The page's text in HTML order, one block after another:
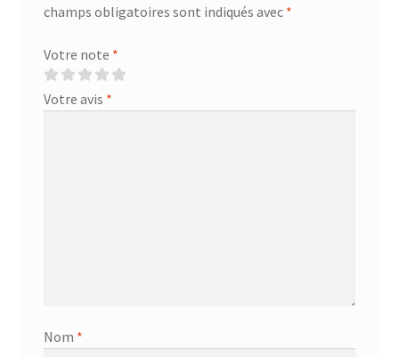
champs obligatoires sont indiqués avec *
Votre note *
Votre avis *
Nom *